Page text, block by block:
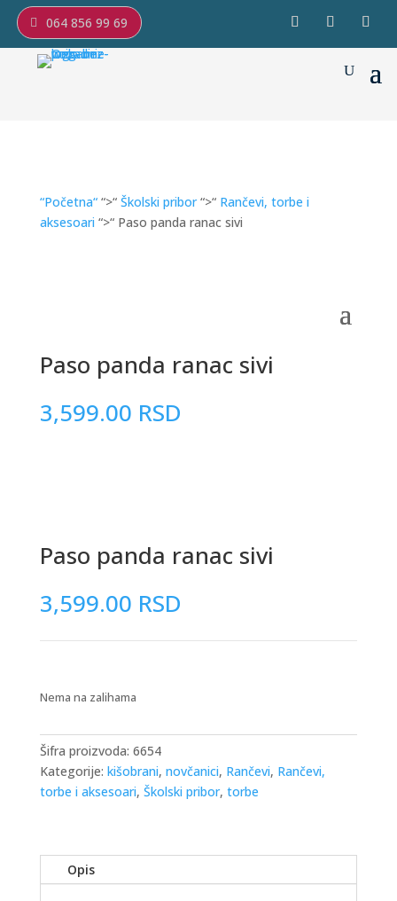
064 856 99 69
“Početna““>“ Školski pribor“>“ Rančevi, torbe i
aksesoari “>“ Paso panda ranac sivi
Paso panda ranac sivi
3,599.00 RSD
Paso panda ranac sivi
3,599.00 RSD
Nema na zalihama
Šifra proizvoda: 6654
Kategorije: kišobrani, novčanici, Rančevi, Rančevi,
torbe i aksesoari, Školski pribor, torbe
Opis